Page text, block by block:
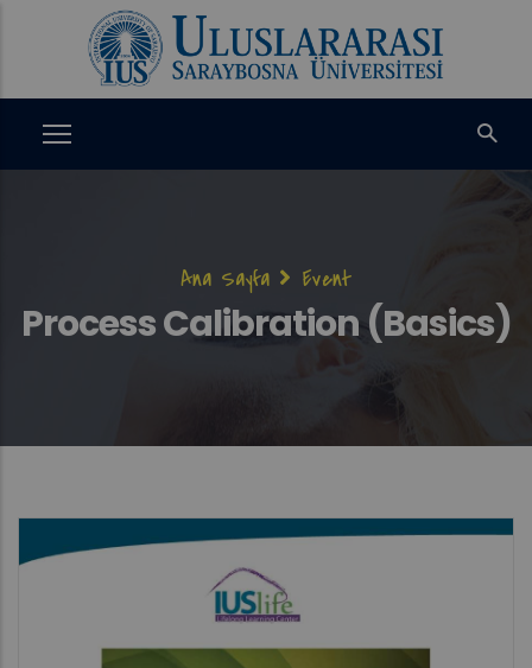
Sayfa
yolu
Ana Sayfa Event
Process Calibration (Basics)